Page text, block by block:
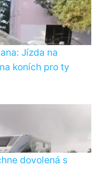
Jízda na
koních pro ty
dovolená s